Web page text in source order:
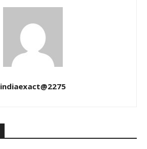
indiaexact@2275